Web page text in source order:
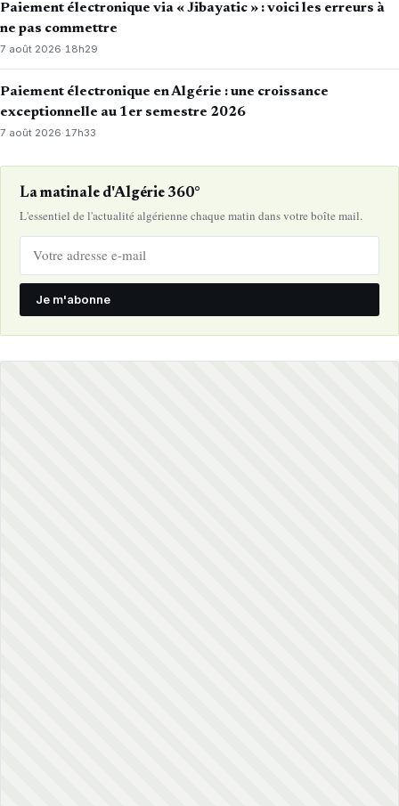
Paiement électronique via « Jibayatic » : voici les erreurs à
ne pas commettre
7 août 2026·18h29
Paiement électronique en Algérie : une croissance
exceptionnelle au 1er semestre 2026
7 août 2026·17h33
La matinale d'Algérie 360°
L'essentiel de l'actualité algérienne chaque matin dans votre boîte mail.
Je m'abonne